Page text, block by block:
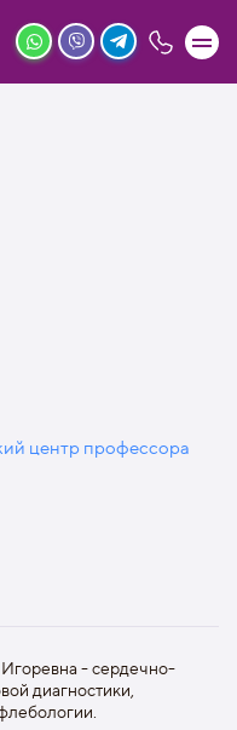
центр профессора
- сердечно-
диагностики,